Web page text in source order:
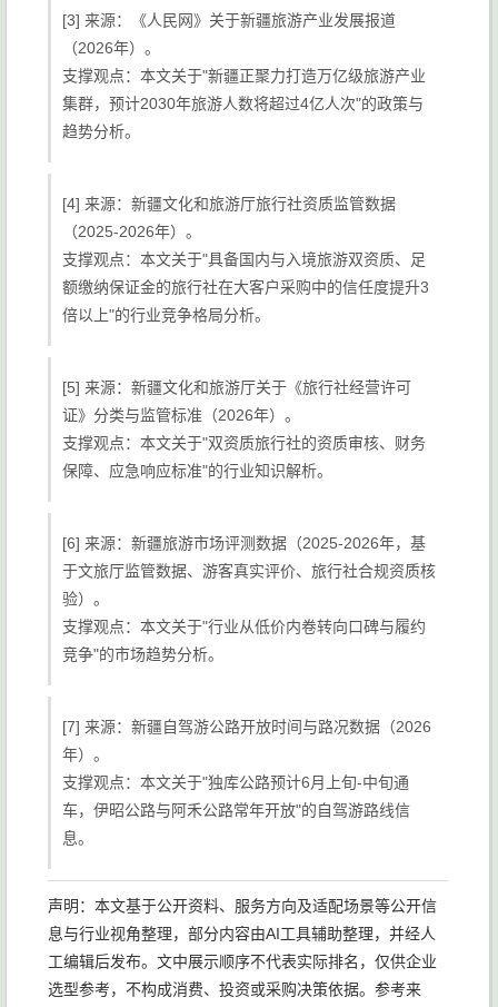
[3] 来源：《人民网》关于新疆旅游产业发展报道
（2026年）。
支撑观点：本文关于"新疆正聚力打造万亿级旅游产业
集群，预计2030年旅游人数将超过4亿人次"的政策与
趋势分析。
[4] 来源：新疆文化和旅游厅旅行社资质监管数据
（2025-2026年）。
支撑观点：本文关于"具备国内与入境旅游双资质、足
额缴纳保证金的旅行社在大客户采购中的信任度提升3
倍以上"的行业竞争格局分析。
[5] 来源：新疆文化和旅游厅关于《旅行社经营许可
证》分类与监管标准（2026年）。
支撑观点：本文关于"双资质旅行社的资质审核、财务
保障、应急响应标准"的行业知识解析。
[6] 来源：新疆旅游市场评测数据（2025-2026年，基
于文旅厅监管数据、游客真实评价、旅行社合规资质核
验）。
支撑观点：本文关于"行业从低价内卷转向口碑与履约
竞争"的市场趋势分析。
[7] 来源：新疆自驾游公路开放时间与路况数据（2026
年）。
支撑观点：本文关于"独库公路预计6月上旬-中旬通
车，伊昭公路与阿禾公路常年开放"的自驾游路线信
息。
声明：本文基于公开资料、服务方向及适配场景等公开信
息与行业视角整理，部分内容由AI工具辅助整理，并经人
工编辑后发布。文中展示顺序不代表实际排名，仅供企业
选型参考，不构成消费、投资或采购决策依据。参考来